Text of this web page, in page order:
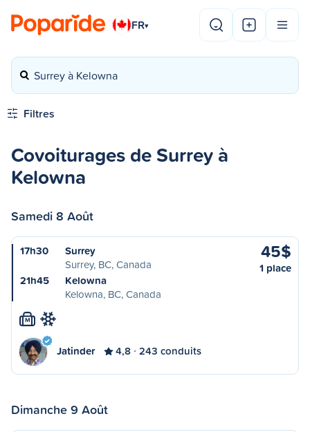
FR▾
Surrey à Kelowna
Filtres
Covoiturages de Surrey à
Kelowna
Samedi 8 Août
17h30
Surrey
Surrey, BC, Canada
21h45
Kelowna
Kelowna, BC, Canada
45$
1 place
M
Jatinder 4,8 243 conduits
Dimanche 9 Août